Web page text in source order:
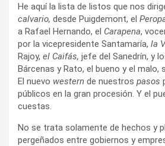
He aquí la lista de listos que nos
calvario, desde Puigdemont, el
a Rafael Hernando, el Carapena,
por la vicepresidente Santamaría, la
Rajoy, el Caifás, jefe del Sanedrín, y
Bárcenas y Rato, el bueno y el malo,
El nuevo western de nuestros pasos
públicos en la gran procesión. Y el
cuestas.
No se trata solamente de hechos y
pergeñados entre gobiernos y